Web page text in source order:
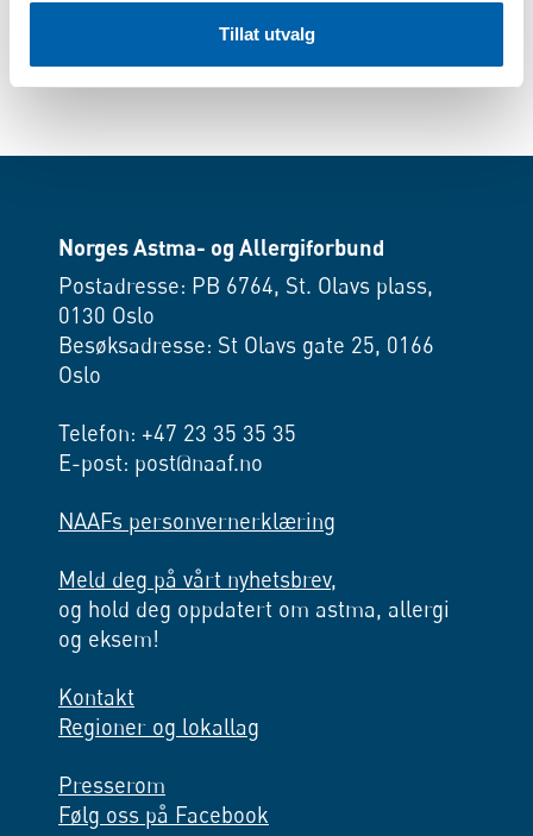
Tillat utvalg
Norges Astma- og Allergiforbund
Postadresse: PB 6764, St. Olavs plass,
0130 Oslo
Besøksadresse: St Olavs gate 25, 0166
Oslo
Telefon: +47 23 35 35 35
E-post: post@naaf.no
NAAFs personvernerklæring
Meld deg på vårt nyhetsbrev,
og hold deg oppdatert om astma, allergi
og eksem!
Kontakt
Regioner og lokallag
Presserom
Følg oss på Facebook